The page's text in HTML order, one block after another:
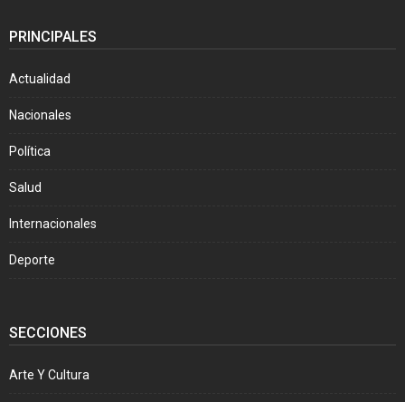
PRINCIPALES
Actualidad
Nacionales
Política
Salud
Internacionales
Deporte
SECCIONES
Arte Y Cultura